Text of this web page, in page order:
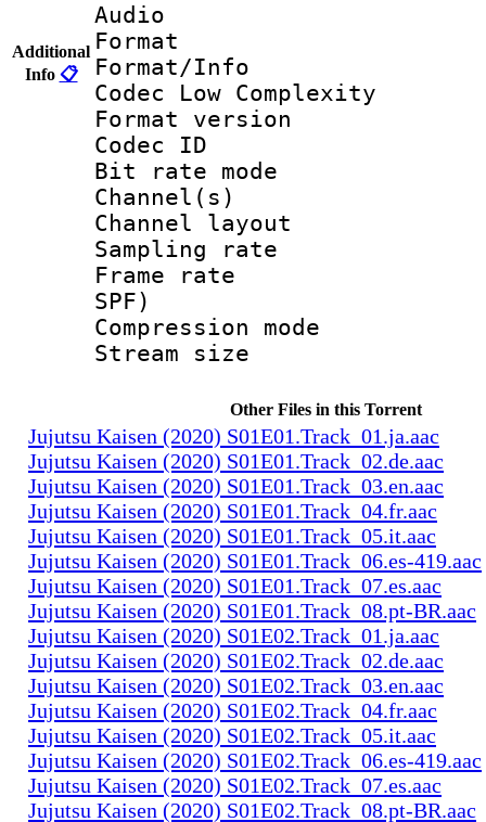
Additional
Info 📋
Audio
Format :
Format/Info :
Codec Low Complexity
Format
Codec
Bit rate
Channel(s)
Channel
Sampling
Frame rate :
SPF)
Compression
Stream size :
Other Files in this Torrent
Jujutsu Kaisen (2020) S01E01.Track_01.ja.aac
Jujutsu Kaisen (2020) S01E01.Track_02.de.aac
Jujutsu Kaisen (2020) S01E01.Track_03.en.aac
Jujutsu Kaisen (2020) S01E01.Track_04.fr.aac
Jujutsu Kaisen (2020) S01E01.Track_05.it.aac
Jujutsu Kaisen (2020) S01E01.Track_06.es-419.aac
Jujutsu Kaisen (2020) S01E01.Track_07.es.aac
Jujutsu Kaisen (2020) S01E01.Track_08.pt-BR.aac
Jujutsu Kaisen (2020) S01E02.Track_01.ja.aac
Jujutsu Kaisen (2020) S01E02.Track_02.de.aac
Jujutsu Kaisen (2020) S01E02.Track_03.en.aac
Jujutsu Kaisen (2020) S01E02.Track_04.fr.aac
Jujutsu Kaisen (2020) S01E02.Track_05.it.aac
Jujutsu Kaisen (2020) S01E02.Track_06.es-419.aac
Jujutsu Kaisen (2020) S01E02.Track_07.es.aac
Jujutsu Kaisen (2020) S01E02.Track_08.pt-BR.aac